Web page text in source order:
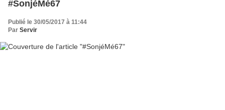
#SonjéMé67
Publié le 30/05/2017 à 11:44
Par Servir